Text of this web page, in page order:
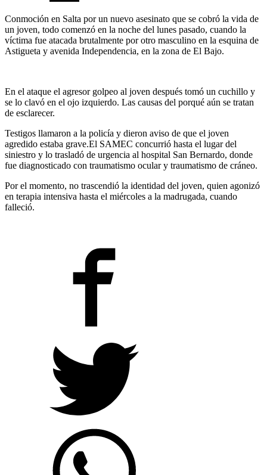
Conmoción en Salta por un nuevo asesinato que se cobró la vida de
un joven, todo comenzó en la noche del lunes pasado, cuando la
víctima fue atacada brutalmente por otro masculino en la esquina de
Astigueta y avenida Independencia, en la zona de El Bajo.
En el ataque el agresor golpeo al joven después tomó un cuchillo y
se lo clavó en el ojo izquierdo. Las causas del porqué aún se tratan
de esclarecer.
Testigos llamaron a la policía y dieron aviso de que el joven
agredido estaba grave.El SAMEC concurrió hasta el lugar del
siniestro y lo trasladó de urgencia al hospital San Bernardo, donde
fue diagnosticado con traumatismo ocular y traumatismo de cráneo.
Por el momento, no trascendió la identidad del joven, quien agonizó
en terapia intensiva hasta el miércoles a la madrugada, cuando
falleció.